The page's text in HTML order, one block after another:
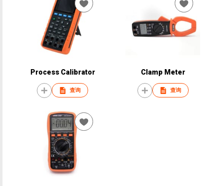
Process Calibrator
查询
Clamp Meter
查询